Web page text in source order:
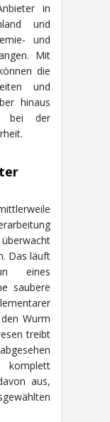
in
und
und
Mit
die
und
hinaus
bei der
Das läuft
eines
saubere
Wurm
treibt
komplett
aus,